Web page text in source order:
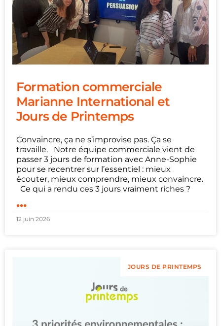
Formation commerciale
Marianne International et
Jours de Printemps
Convaincre, ça ne s’improvise pas. Ça se
travaille. Notre équipe commerciale vient de
passer 3 jours de formation avec Anne-Sophie
pour se recentrer sur l’essentiel : mieux
écouter, mieux comprendre, mieux convaincre.
Ce qui a rendu ces 3 jours vraiment riches ?
...
12 juin 2026
JOURS DE PRINTEMPS